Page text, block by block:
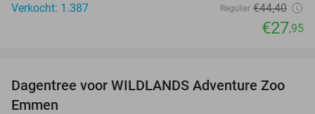
Verkocht: 1.387
Regulier €44,40
€27,95
24%
Dagentree voor WILDLANDS Adventure Zoo
Emmen